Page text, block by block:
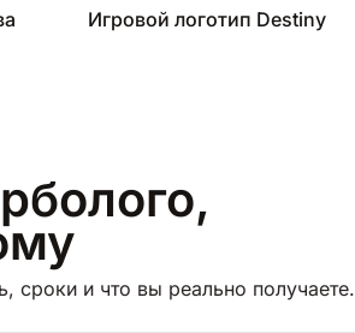
Игровой логотип Destiny
сроки и что вы реально получаете.